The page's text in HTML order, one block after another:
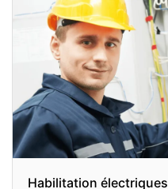
Habilitation électriques